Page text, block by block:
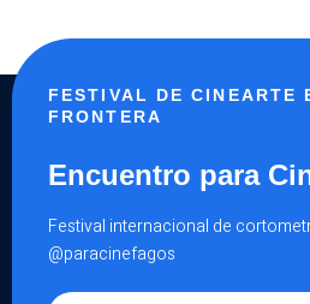
EN
ENERO
FESTIVAL DE CINEARTE
FRONTERA
Encuentro para
Festival internacional de
@paracinefagos